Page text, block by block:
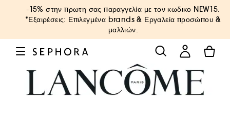
-15% στην πρωτη σας παραγγελία με τον κωδικο NEW15.
*Εξαιρέσεις: Επιλεγμένα brands & Εργαλεία προσώπου &
μαλλιών.